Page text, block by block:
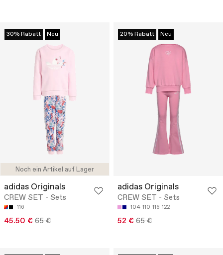
Noch ein Artikel auf Lager
30% Rabatt Neu
adidas Originals
CREW SET - Sets
116
45.50 € 65 €
20% Rabatt Neu
adidas Originals
CREW SET - Sets
104 110 116 122
52 € 65 €